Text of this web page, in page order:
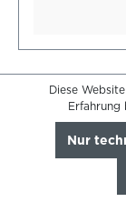
Diese
Erfahrung
Nur